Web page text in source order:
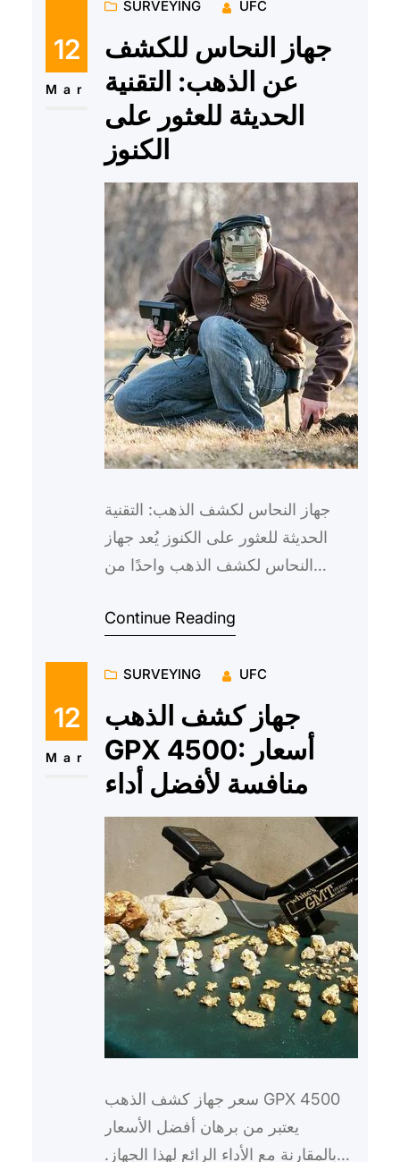
12
Mar
SURVEYING UFC
جهاز النحاس للكشف
عن الذهب: التقنية
الحديثة للعثور على
الكنوز
جهاز النحاس لكشف الذهب: التقنية
الحديثة للعثور على الكنوز يُعد جهاز
النحاس لكشف الذهب واحدًا من
Continue Reading
12
Mar
SURVEYING UFC
جهاز كشف الذهب
GPX 4500: أسعار
منافسة لأفضل أداء
سعر جهاز كشف الذهب GPX 4500
يعتبر من برهان أفضل الأسعار
بالمقارنة مع الأداء الرائع لهذا الجهاز.